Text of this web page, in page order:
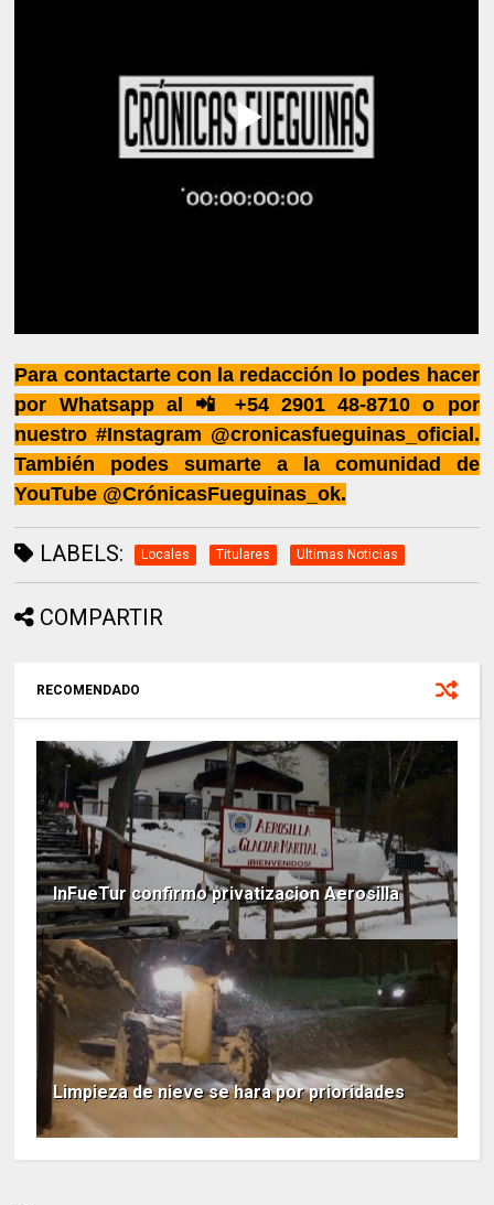
Para contactarte con la redacción lo podes hacer
por Whatsapp al 📲 +54 2901 48-8710 o por
nuestro #Instagram @cronicasfueguinas_oficial.
También podes sumarte a la comunidad de
YouTube @CrónicasFueguinas_ok.
LABELS: Locales Titulares Ultimas Noticias
COMPARTIR
RECOMENDADO
InFueTur confirmo privatizacion Aerosilla
Limpieza de nieve se hara por prioridades